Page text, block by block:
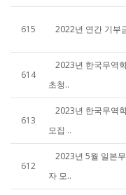
615 2022년 연간 기부
614
2023년 한국무역
초청..
613
2023년 한국무역
모집 ..
612
2023년 5월 일본
자 모..